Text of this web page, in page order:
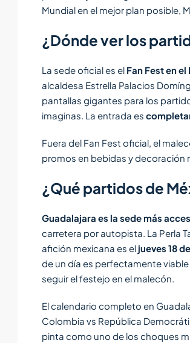
Mundial en el mejor plan posible,
¿Dónde ver los
La sede oficial es el Fan Fest en
alcaldesa Estrella Palacios
pantallas gigantes para los
imaginas. La entrada es
Fuera del Fan Fest oficial, el
promos en bebidas y decoración
¿Qué partidos de
Guadalajara es la sede más
carretera por autopista. La Perla
afición mexicana es el jueves 18
de un día es perfectamente
seguir el festejo en el malecón.
El calendario completo en
Colombia vs República
pinta como uno de los choques